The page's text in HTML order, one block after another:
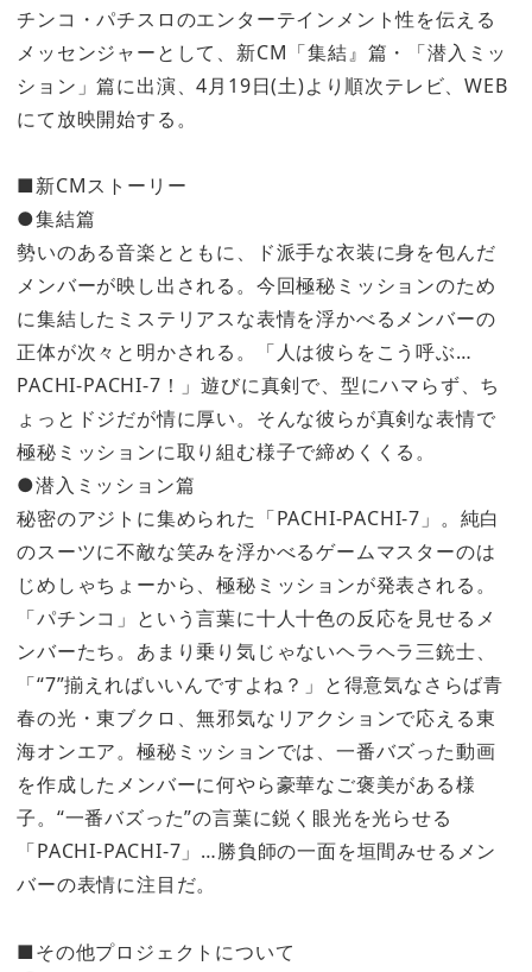
チンコ・パチスロのエンターテインメント性を伝える
メッセンジャーとして、新CM「集結』篇・「潜入ミッ
ション」篇に出演、4月19日(土)より順次テレビ、WEB
にて放映開始する。
■新CMストーリー
●集結篇
勢いのある音楽とともに、ド派手な衣装に身を包んだ
メンバーが映し出される。今回極秘ミッションのため
に集結したミステリアスな表情を浮かべるメンバーの
正体が次々と明かされる。「人は彼らをこう呼ぶ…
PACHI-PACHI-7！」遊びに真剣で、型にハマらず、ち
ょっとドジだが情に厚い。そんな彼らが真剣な表情で
極秘ミッションに取り組む様子で締めくくる。
●潜入ミッション篇
秘密のアジトに集められた「PACHI-PACHI-7」。純白
のスーツに不敵な笑みを浮かべるゲームマスターのは
じめしゃちょーから、極秘ミッションが発表される。
「パチンコ」という言葉に十人十色の反応を見せるメ
ンバーたち。あまり乗り気じゃないヘラヘラ三銃士、
「“7”揃えればいいんですよね？」と得意気なさらば青
春の光・東ブクロ、無邪気なリアクションで応える東
海オンエア。極秘ミッションでは、一番バズった動画
を作成したメンバーに何やら豪華なご褒美がある様
子。“一番バズった”の言葉に鋭く眼光を光らせる
「PACHI-PACHI-7」…勝負師の一面を垣間みせるメン
バーの表情に注目だ。
■その他プロジェクトについて